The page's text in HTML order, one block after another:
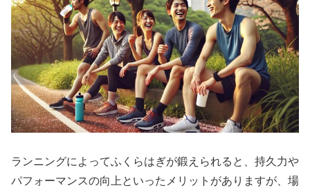
ランニングによってふくらはぎが鍛えられると、持久力や
パフォーマンスの向上といったメリットがありますが、場